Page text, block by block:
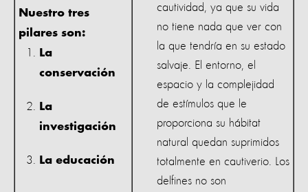
Nuestro tres
pilares son:
La
conservación
La
investigación
La educación
cautividad, ya que su vida
no tiene nada que ver con
la que tendría en su estado
salvaje. El entorno, el
espacio y la complejidad
de estímulos que le
proporciona su hábitat
natural quedan suprimidos
totalmente en cautiverio. Los
delfines no son